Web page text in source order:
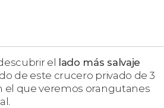
el lado más salvaje
de este crucero privado de 3
el que veremos orangutanes